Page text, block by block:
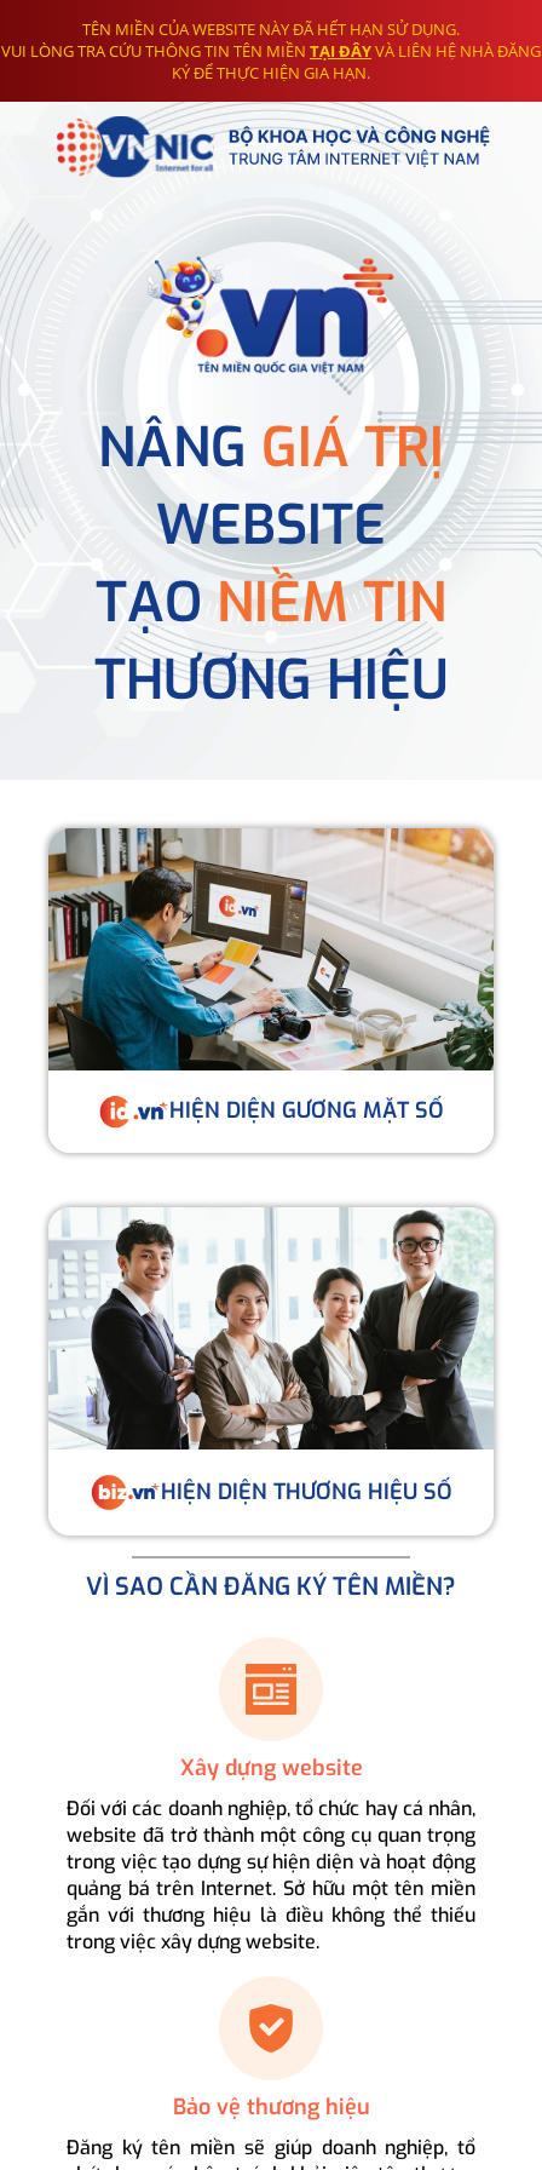
TÊN MIỀN CỦA WEBSITE NÀY ĐÃ HẾT HẠN SỬ DỤNG.
VUI LÒNG TRA CỨU THÔNG TIN TÊN MIỀN TẠI ĐÂYVÀ LIÊN HỆ NHÀ ĐĂNG
KÝ ĐỂ THỰC HIỆN GIA HẠN.
NÂNG GIÁ TRỊ
WEBSITE
TẠONIỀM TIN
THƯƠNG HIỆU
HIỆN DIỆN GƯƠNG MẶT SỐ
HIỆN DIỆN THƯƠNG HIỆU SỐ
VÌ SAO CẦN ĐĂNG KÝ TÊN MIỀN?
Xây dựng website
Đối với các doanh nghiệp, tổ chức hay cá nhân,
website đã trở thành một công cụ quan trọng
trong việc tạo dựng sự hiện diện và hoạt động
quảng bá trên Internet. Sở hữu một tên miền
gắn với thương hiệu là điều không thể thiếu
trong việc xây dựng website.
Bảo vệ thương hiệu
Đăng ký tên miền sẽ giúp doanh nghiệp, tổ